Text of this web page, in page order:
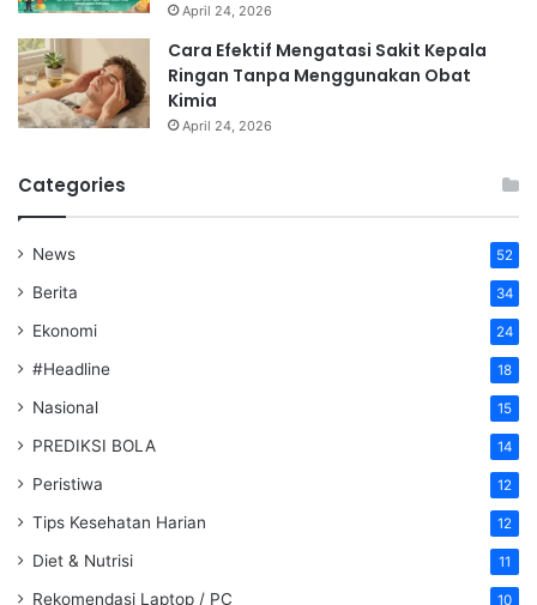
April 24, 2026
Cara Efektif Mengatasi Sakit Kepala
Ringan Tanpa Menggunakan Obat
Kimia
April 24, 2026
Categories
News 52
Berita 34
Ekonomi 24
#Headline 18
Nasional 15
PREDIKSI BOLA 14
Peristiwa 12
Tips Kesehatan Harian 12
Diet & Nutrisi 11
Rekomendasi Laptop / PC 10